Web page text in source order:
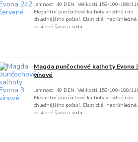
Jemnost: 40 DEN. Velikosti 158/100-188/
Elegantní punčochové kalhoty vhodné i do
chladnějšího počasí. Elastické,
zesílené špice a sedu.
Magda punčochové kalhoty Evona
vínové
Jemnost: 40 DEN. Velikosti 158/100-188/
Elegantní punčochové kalhoty vhodné i do
chladnějšího počasí. Elastické,
zesílené špice a sedu.